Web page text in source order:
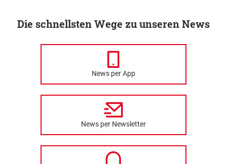
Die schnellsten Wege zu unseren News
News per App
News per Newsletter